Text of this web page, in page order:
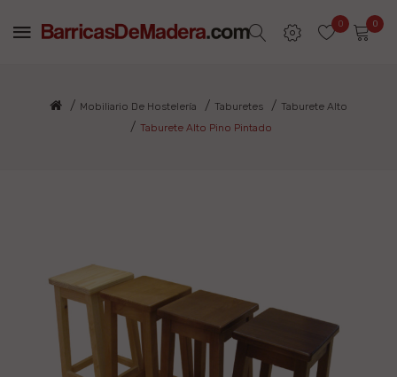
0 0
Mobiliario De Hostelería Taburetes
Taburete Alto
Taburete Alto Pino Pintado